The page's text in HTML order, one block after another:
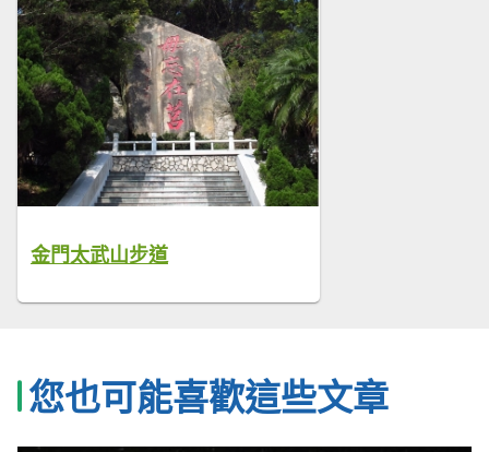
金門太武山步道
您也可能喜歡這些文章